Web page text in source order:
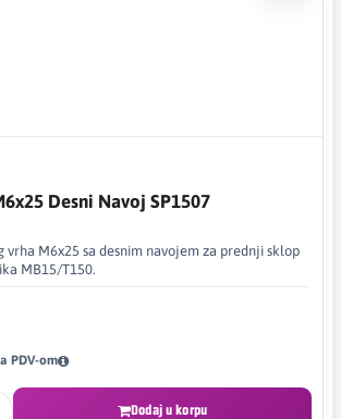
Desni Navoj SP1507
vrha M6x25 sa desnim navojem za prednji sklop
MB15/T150.
PDV-om
Dodaj u korpu